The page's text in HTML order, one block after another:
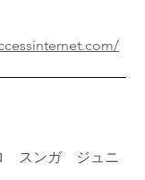
スンガ ジュニ